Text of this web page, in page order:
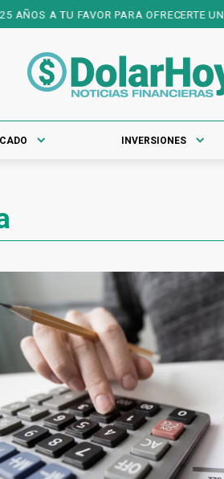
A TU FAVOR PARA OFRECERTE UNA
INVERSIONES